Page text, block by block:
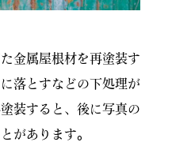
金属屋根材を再塗装す
落とすなどの下処理が
装すると、後に写真の
があります。